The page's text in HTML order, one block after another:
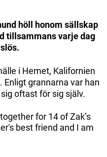
höll honom sällskap
tillsammans varje dag
i Hemet, Kalifornien
Enligt grannarna var han
oftast för sig själv.
for 14 of Zak’s
best friend and I am